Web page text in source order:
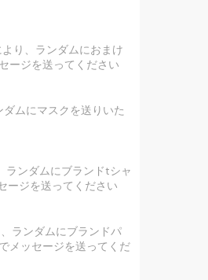
り、ランダムにおまけ
ージを送ってください
ムにマスクを送りいた
ランダムにブランドtシャ
ージを送ってください
ランダムにブランドパ
メッセージを送ってくだ